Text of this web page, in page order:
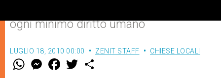
ogni minimo diritto umano
LUGLIO 18, 2010 00:00 ZENIT STAFF CHIESE LOCALI
W M
e
F
a w